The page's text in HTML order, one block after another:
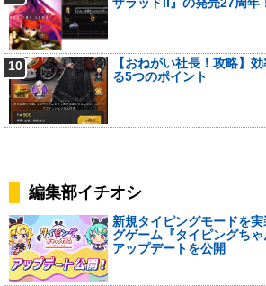
10
【おねがい社長！攻略】
る5つのポイント
編集部イチオシ
新規タイピングモードを
グゲーム『タイピングち
アップデートを公開